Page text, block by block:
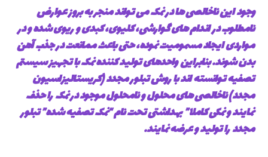
وجود این ناخالصی ها در نمک می تواند منجر به بروز عوارض
نامطلوب در اندام های گوارشی، کلیوی، کبدی و ریوی شده و در
مواردی ایجاد مسمومیت نموده، حتی باعث ممانعت در جذب آهن
بدن شوند. بنابراین واحدهای تولید کننده نمک با تجهیز سیستم
تصفیه توانسته اند با روش تبلور مجدد (کریستالیزاسیون
مجدد) ناخالصی های محلول و نامحلول موجود در نمک را حذف
نمایند و نمکی کاملا” بهداشتی تحت نام “نمک تصفیه شده” تبلور
مجدد را تولید و عرضه نمایند.